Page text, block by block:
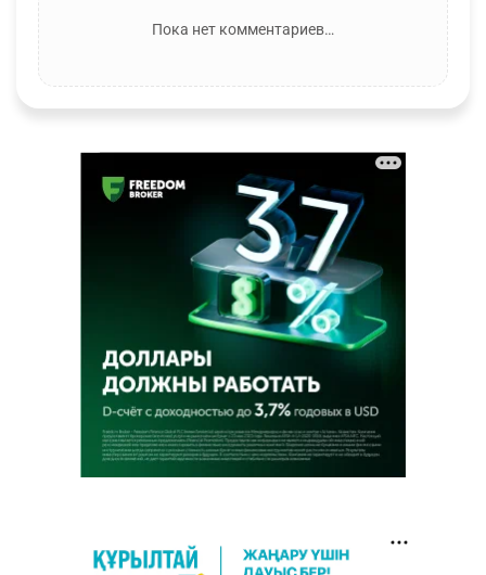
Пока нет комментариев…